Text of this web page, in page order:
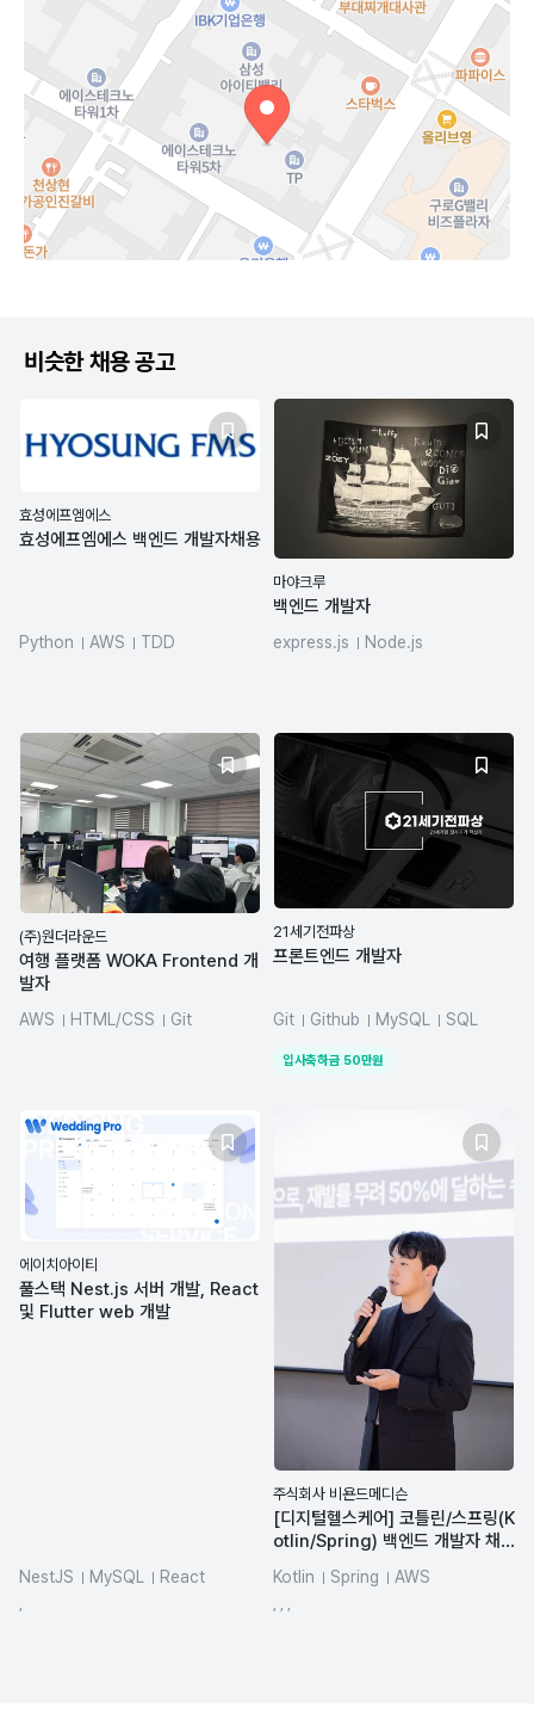
비슷한 채용 공고
효성에프엠에스
효성에프엠에스 백엔드 개발자채용
Python AWS TDD
마야크루
백엔드 개발자
express.js
Node.js
(주)원더라운드
여행 플랫폼 WOKA Frontend 개
발자
AWS HTML/CSS
Git
21세기전파상
프론트엔드 개발자
Git Github MySQL
SQL
입사축하금 50만원
에이치아이티
풀스택 Nest.js 서버 개발, React
및 Flutter web 개발
NestJS MySQL
React
주식회사 비욘드메디슨
[디지털헬스케어] 코틀린/스프링(K
otlin/Spring) 백엔드 개발자 채
Kotlin Spring AWS